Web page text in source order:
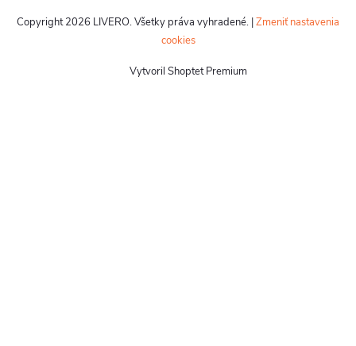
Vytvoril Shoptet Premium
Copyright 2026 LIVERO. Všetky práva vyhradené. |Zmeniť nastavenia
cookies